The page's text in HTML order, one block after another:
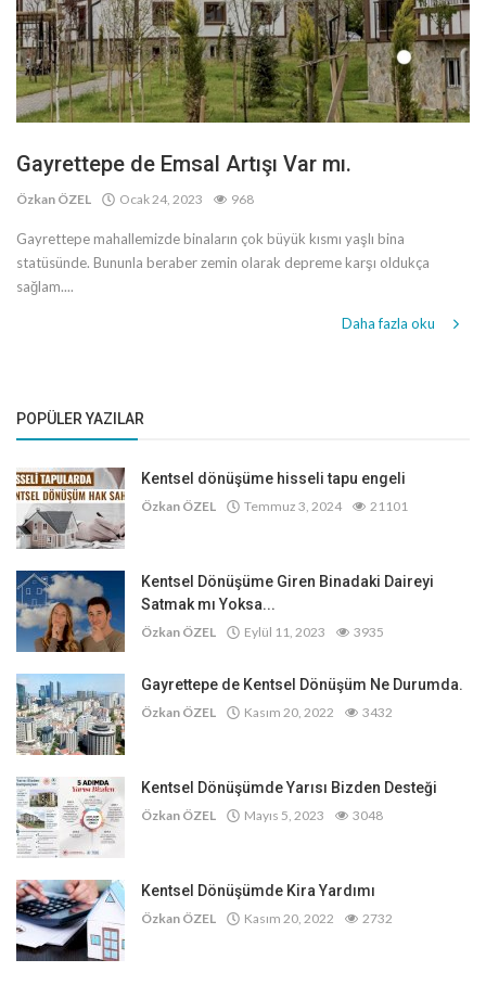
Gayrettepe de Emsal Artışı Var mı.
Özkan ÖZEL Ocak 24, 2023 968
Gayrettepe mahallemizde binaların çok büyük kısmı yaşlı bina
statüsünde. Bununla beraber zemin olarak depreme karşı oldukça
sağlam....
Daha fazla oku
POPÜLER YAZILAR
Kentsel dönüşüme hisseli tapu engeli
Özkan ÖZEL Temmuz 3, 2024 21101
Kentsel Dönüşüme Giren Binadaki Daireyi
Satmak mı Yoksa...
Özkan ÖZEL Eylül 11, 2023 3935
Gayrettepe de Kentsel Dönüşüm Ne Durumda.
Özkan ÖZEL Kasım 20, 2022 3432
Kentsel Dönüşümde Yarısı Bizden Desteği
Özkan ÖZEL Mayıs 5, 2023 3048
Kentsel Dönüşümde Kira Yardımı
Özkan ÖZEL Kasım 20, 2022 2732